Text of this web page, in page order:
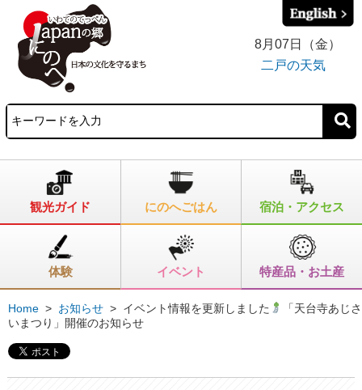
8月07日（金）
二戸の天気
観光ガイド にのへごはん 宿泊・アクセス
体験 イベント 特産品・お土産
Home > お知らせ > イベント情報を更新しました
「天台寺あじさ
いまつり」開催のお知らせ